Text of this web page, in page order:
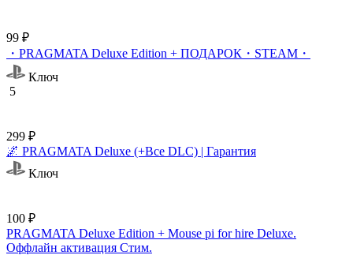
99 ₽
・PRAGMATA Deluxe Edition + ПОДАРОК・STEAM・
Ключ
5
299 ₽
🌌 PRAGMATA Deluxe (+Все DLC) | Гарантия
Ключ
100 ₽
PRAGMATA Deluxe Edition + Mouse pi for hire Deluxe.
Оффлайн активация Cтим.